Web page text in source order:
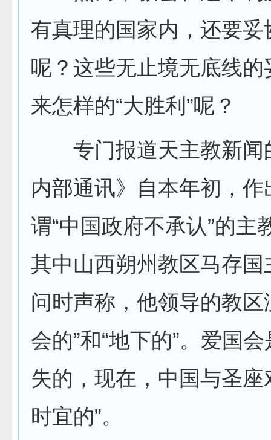
有真理的国家内，还要妥
呢？这些无止境无底线的
来怎样的“大胜利”呢？
专门报道天主教新闻
内部通讯》自本年初，
谓“中国政府不承认”的主
其中山西朔州教区马存国
问时声称，他领导的教区
会的”和“地下的”。爱国
失的，现在，中国与圣座
时宜的”。